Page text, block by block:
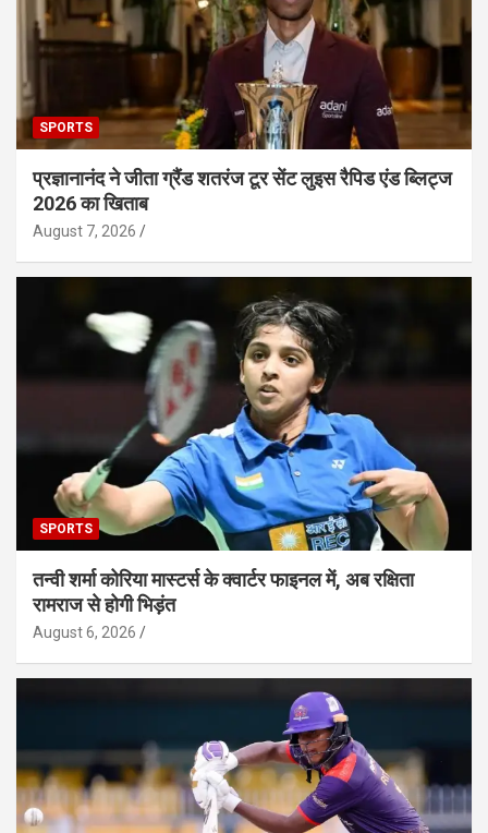
SPORTS
प्रज्ञानानंद ने जीता ग्रैंड शतरंज टूर सेंट लुइस रैपिड एंड ब्लिट्ज
2026 का खिताब
August 7, 2026
SPORTS
तन्वी शर्मा कोरिया मास्टर्स के क्वार्टर फाइनल में, अब रक्षिता
रामराज से होगी भिड़ंत
August 6, 2026